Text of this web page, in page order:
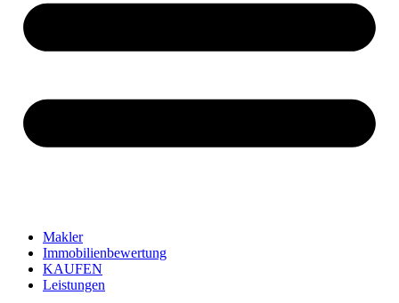
Makler
Immobilienbewertung
KAUFEN
Leistungen